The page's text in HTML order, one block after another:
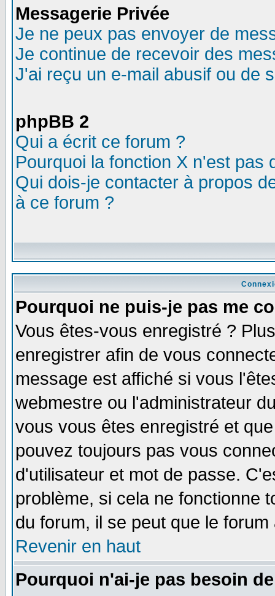
Messagerie Privée
Je ne peux pas envoyer de
Je continue de recevoir des
J'ai reçu un e-mail abusif ou de
phpBB 2
Qui a écrit ce forum ?
Pourquoi la fonction X n'est pas
Qui dois-je contacter à propos
à ce forum ?
Pourquoi ne puis-je pas me
Vous êtes-vous enregistré ?
enregistrer afin de vous
message est affiché si vous
webmestre ou l'administrateur
vous vous êtes enregistré et
pouvez toujours pas vous
d'utilisateur et mot de passe.
problème, si cela ne fonctionne
du forum, il se peut que le
Revenir en haut
Pourquoi n'ai-je pas besoin